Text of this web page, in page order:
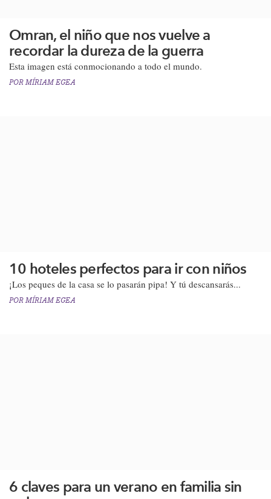
Omran, el niño que nos vuelve a
recordar la dureza de la guerra
​Esta imagen está conmocionando a todo el mundo.
POR MÍRIAM EGEA
10 hoteles perfectos para ir con niños
¡​Los peques de la casa se lo pasarán pipa! Y tú descansarás...
POR MÍRIAM EGEA
6 claves para un verano en familia sin